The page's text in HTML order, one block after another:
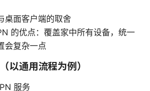
桌面客户端的取舍
的优点：覆盖家中所有设备，统一
会复杂一点
以通用流程为例）
服务